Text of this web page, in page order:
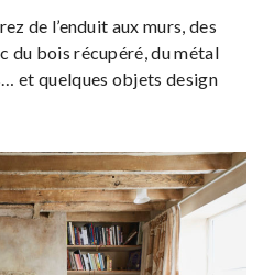
de l’enduit aux murs, des
du bois récupéré, du métal
et quelques objets design